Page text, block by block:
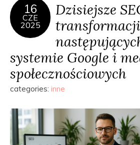
16
CZE
2025
Dzisiejsze
transformacji
systemie Google i
społecznościowych
categories: inne